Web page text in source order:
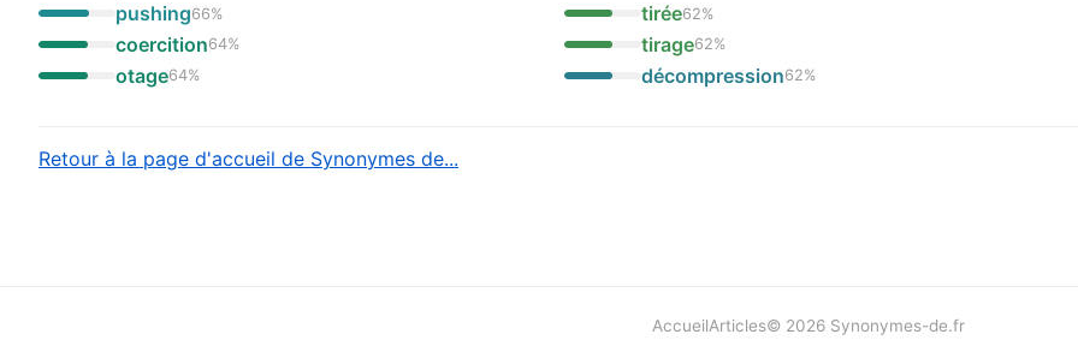
pushing66%
coercition64%
otage64%
tirée62%
tirage62%
décompression62%
Retour à la page d'accueil de Synonymes de...
AccueilArticles© 2026 Synonymes-de.fr